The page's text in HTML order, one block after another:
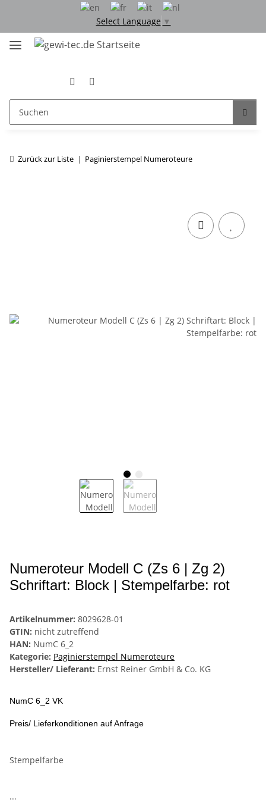
Select Language ▼
Zurück zur Liste Paginierstempel Numeroteure
Numeroteur Modell C (Zs 6 | Zg 2)
Schriftart: Block | Stempelfarbe: rot
Artikelnummer: 8029628-01
GTIN: nicht zutreffend
HAN: NumC 6_2
Kategorie: Paginierstempel Numeroteure
Hersteller/ Lieferant: Ernst Reiner GmbH & Co. KG
NumC 6_2 VK
Preis/ Lieferkonditionen auf Anfrage
Stempelfarbe
...